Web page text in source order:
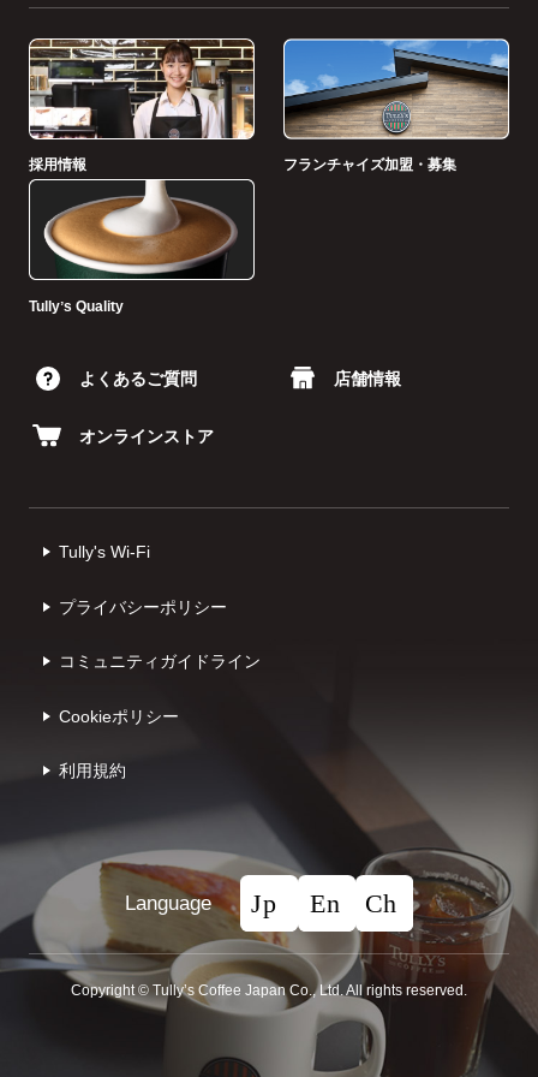
採用情報 フランチャイズ加盟・募集
Tullyʼs Quality
よくあるご質問 店舗情報
オンラインストア
Tully's Wi-Fi
プライバシーポリシー
コミュニティガイドライン
Cookieポリシー
利⽤規約
Language
Copyright © Tullyʼs Coffee Japan Co., Ltd. All rights reserved.